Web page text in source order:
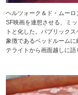
ヘルツォーク＆ド・ムー
SF映画を連想させる、ミ
トと化した。パブリック
象徴であるベッドルーム
テライトから画面越しに